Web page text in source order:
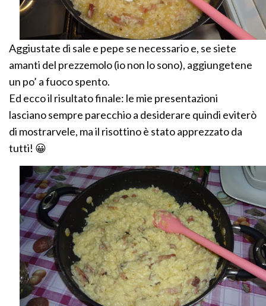
Aggiustate di sale e pepe se necessario e, se siete
amanti del prezzemolo (io non lo sono), aggiungetene
un po’ a fuoco spento.
Ed ecco il risultato finale: le mie presentazioni
lasciano sempre parecchio a desiderare quindi eviterò
di mostrarvele, ma il risottino è stato apprezzato da
tutti! 😀